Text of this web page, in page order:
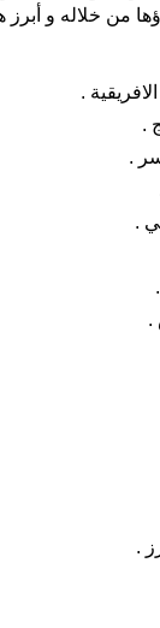
من خلاله و
.
.
.
.
.
.